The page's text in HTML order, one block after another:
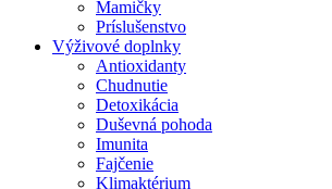
Mamičky
Príslušenstvo
Výživové doplnky
Antioxidanty
Chudnutie
Detoxikácia
Duševná pohoda
Imunita
Fajčenie
Klimaktérium